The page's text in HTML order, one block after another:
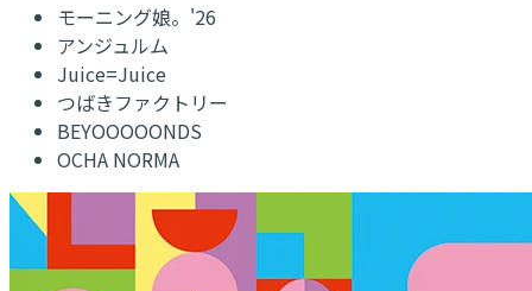
モーニング娘。'26
アンジュルム
Juice=Juice
つばきファクトリー
BEYOOOOONDS
OCHA NORMA